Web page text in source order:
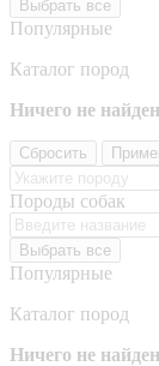
Выбрать все
Популярные
Каталог пород
Ничего не
Сбросить
Породы собак
Выбрать все
Популярные
Каталог пород
Ничего не